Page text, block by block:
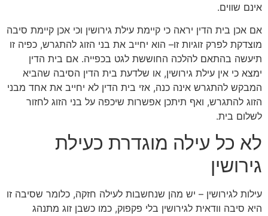
אינם שווים.
אם אכן בית הדין יראה כי קיימת עילת גירושין וכי אכן קיימת סיבה
מוצדקת לפרק זוגיות זו– הוא יחייב את בני הזוג להתגרש, כפיה זו
תיעשה בהתאם להלכה החוששת לגט בכפייה. אם בית הדין
ימצא כי אין עילת גירושין, או שלדעת בית הדין הסיבה שהביא
המבקש להתגרש אינה כנה, אזי בית הדין לא יחייב את אחד מבני
הזוג להתגרש, ואף תיתכן אפשרות שיכפה על בני הזוג לחזור
לשלום בית.
לא כל עילה מוגדרת כעילת
גירושין
עילות לגירושין – יש מהן שנחשבות לעילה חזקה, כלומר שסיבה זו
היא סיבה וודאית לגירושין בלי פקפוק, כמו כשבן זוג מתנהג